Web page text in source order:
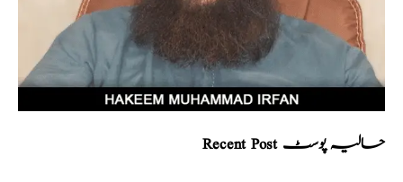
Recent Post حالیہ پوسٹ